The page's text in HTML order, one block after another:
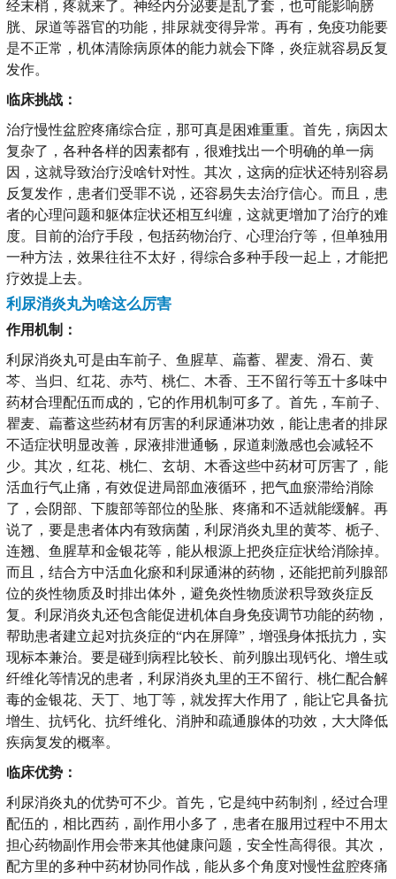
经末梢，疼就来了。神经内分泌要是乱了套，也可能影响膀
胱、尿道等器官的功能，排尿就变得异常。再有，免疫功能要
是不正常，机体清除病原体的能力就会下降，炎症就容易反复
发作。
临床挑战：
治疗慢性盆腔疼痛综合症，那可真是困难重重。首先，病因太
复杂了，各种各样的因素都有，很难找出一个明确的单一病
因，这就导致治疗没啥针对性。其次，这病的症状还特别容易
反复发作，患者们受罪不说，还容易失去治疗信心。而且，患
者的心理问题和躯体症状还相互纠缠，这就更增加了治疗的难
度。目前的治疗手段，包括药物治疗、心理治疗等，但单独用
一种方法，效果往往不太好，得综合多种手段一起上，才能把
疗效提上去。
利尿消炎丸为啥这么厉害
作用机制：
利尿消炎丸可是由车前子、鱼腥草、萹蓄、瞿麦、滑石、黄
芩、当归、红花、赤芍、桃仁、木香、王不留行等五十多味中
药材合理配伍而成的，它的作用机制可多了。首先，车前子、
瞿麦、萹蓄这些药材有厉害的利尿通淋功效，能让患者的排尿
不适症状明显改善，尿液排泄通畅，尿道刺激感也会减轻不
少。其次，红花、桃仁、玄胡、木香这些中药材可厉害了，能
活血行气止痛，有效促进局部血液循环，把气血瘀滞给消除
了，会阴部、下腹部等部位的坠胀、疼痛和不适就能缓解。再
说了，要是患者体内有致病菌，利尿消炎丸里的黄芩、栀子、
连翘、鱼腥草和金银花等，能从根源上把炎症症状给消除掉。
而且，结合方中活血化瘀和利尿通淋的药物，还能把前列腺部
位的炎性物质及时排出体外，避免炎性物质淤积导致炎症反
复。利尿消炎丸还包含能促进机体自身免疫调节功能的药物，
帮助患者建立起对抗炎症的“内在屏障”，增强身体抵抗力，实
现标本兼治。要是碰到病程比较长、前列腺出现钙化、增生或
纤维化等情况的患者，利尿消炎丸里的王不留行、桃仁配合解
毒的金银花、天丁、地丁等，就发挥大作用了，能让它具备抗
增生、抗钙化、抗纤维化、消肿和疏通腺体的功效，大大降低
疾病复发的概率。
临床优势：
利尿消炎丸的优势可不少。首先，它是纯中药制剂，经过合理
配伍的，相比西药，副作用小多了，患者在服用过程中不用太
担心药物副作用会带来其他健康问题，安全性高得很。其次，
配方里的多种中药材协同作战，能从多个角度对慢性盆腔疼痛